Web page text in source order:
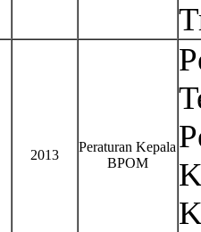
2013
Peraturan Kepala
BPOM